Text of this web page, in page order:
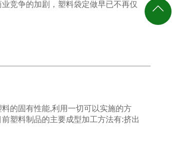
竞争的加剧，塑料袋定做早已不再仅
的固有性能,利用一切可以实施的方
塑料制品的主要成型加工方法有:挤出
233
4062
返回